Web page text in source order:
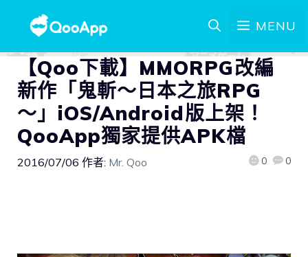
MENU
【Qoo下載】MMORPG改編
新作「鬼斬～日本之旅RPG
～」iOS/Android版上架！
QooApp獨家提供APK檔
2016/07/06 作者: Mr. Qoo 0 0